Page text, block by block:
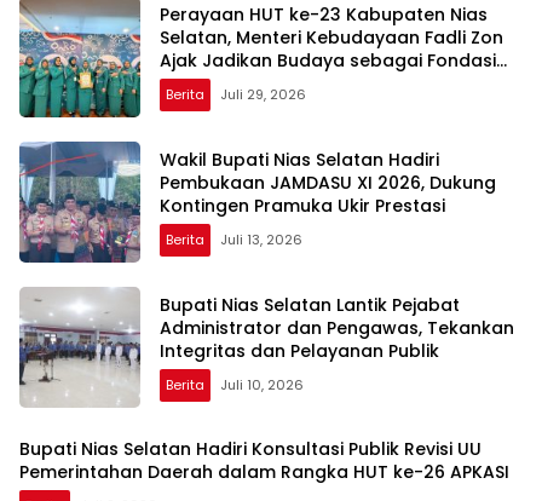
Perayaan HUT ke-23 Kabupaten Nias
Selatan, Menteri Kebudayaan Fadli Zon
Ajak Jadikan Budaya sebagai Fondasi
Pembangunan Daerah
Berita Juli 29, 2026
Wakil Bupati Nias Selatan Hadiri
Pembukaan JAMDASU XI 2026, Dukung
Kontingen Pramuka Ukir Prestasi
Berita Juli 13, 2026
Bupati Nias Selatan Lantik Pejabat
Administrator dan Pengawas, Tekankan
Integritas dan Pelayanan Publik
Berita Juli 10, 2026
Bupati Nias Selatan Hadiri Konsultasi Publik Revisi UU
Pemerintahan Daerah dalam Rangka HUT ke-26 APKASI